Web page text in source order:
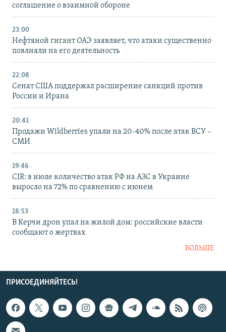
соглашение о взаимной обороне
23:00
Нефтяной гигант ОАЭ заявляет, что атаки существенно
повлияли на его деятельность
22:08
Сенат США поддержал расширение санкций против
России и Ирана
20:41
Продажи Wildberries упали на 20-40% после атак ВСУ –
СМИ
19:46
CIR: в июле количество атак РФ на АЗС в Украине
выросло на 72% по сравнению с июнем
18:53
В Керчи дрон упал на жилой дом: российские власти
сообщают о жертвах
БОЛЬШЕ
ПРИСОЕДИНЯЙТЕСЬ!